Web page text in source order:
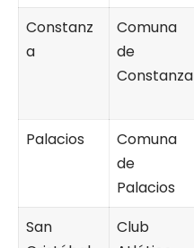
Constanz
a
Comuna
de
Constanza
Palacios
Comuna
de
Palacios
San
Club